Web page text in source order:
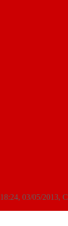
18:24, 03/05/2013,